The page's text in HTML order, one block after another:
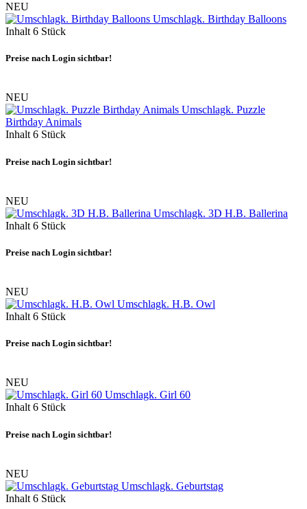
NEU
Umschlagk. Birthday Balloons
Inhalt 6 Stück
Preise nach Login sichtbar!
NEU
Umschlagk. Puzzle
Birthday Animals
Inhalt6 Stück
Preise nach Login sichtbar!
NEU
Umschlagk. 3D H.B. Ballerina
Inhalt 6 Stück
Preise nach Login sichtbar!
NEU
Umschlagk. H.B. Owl
Inhalt 6 Stück
Preise nach Login sichtbar!
NEU
Umschlagk. Girl 60
Inhalt6 Stück
Preise nach Login sichtbar!
NEU
Umschlagk. Geburtstag
Inhalt 6 Stück